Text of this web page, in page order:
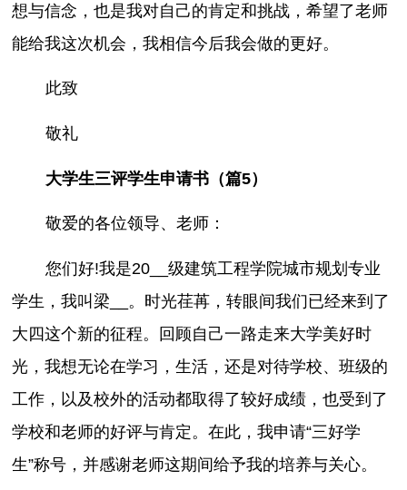
想与信念，也是我对自己的肯定和挑战，希望了老师
能给我这次机会，我相信今后我会做的更好。
此致
敬礼
大学生三评学生申请书（篇5）
敬爱的各位领导、老师：
您们好!我是20__级建筑工程学院城市规划专业
学生，我叫梁__。时光荏苒，转眼间我们已经来到了
大四这个新的征程。回顾自己一路走来大学美好时
光，我想无论在学习，生活，还是对待学校、班级的
工作，以及校外的活动都取得了较好成绩，也受到了
学校和老师的好评与肯定。在此，我申请“三好学
生”称号，并感谢老师这期间给予我的培养与关心。